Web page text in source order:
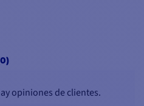
opiniones de clientes.